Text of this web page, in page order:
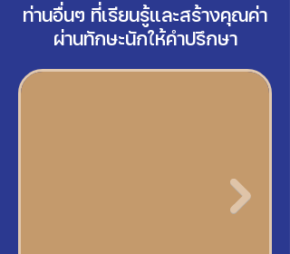
ท่านอื่นๆ ที่เรียนรู้และสร้างคุณค่า
ผ่านทักษะนักให้คำปรึกษา